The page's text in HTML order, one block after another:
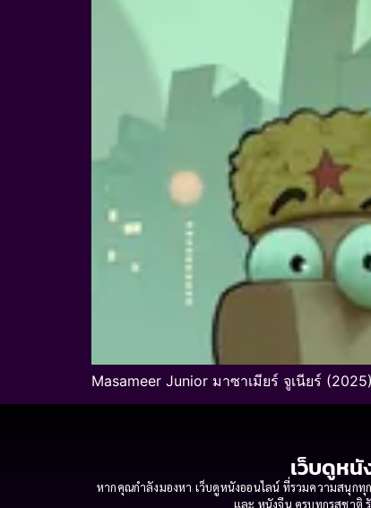
Masameer Junior มาซาเมียร์ จูเนียร์
เว็บดูหนั
หากคุณกำลังมองหา เว็บดูหนังออนไลน์ ที่รวมความสนุก
และ หนังจีน ครบทุกรสชาติ